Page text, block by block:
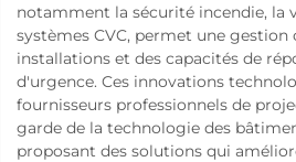
notamment la sécurité incendie, la
systèmes CVC, permet une gestion
installations et des capacités de
d'urgence. Ces innovations
fournisseurs professionnels de
garde de la technologie des
proposant des solutions qui